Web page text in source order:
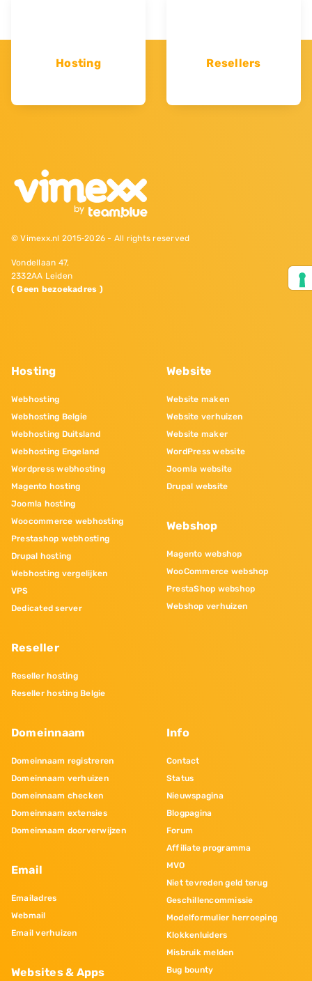
Hosting Resellers
© Vimexx.nl 2015‐2026 - All rights reserved
Vondellaan 47,
2332AA Leiden
( Geen bezoekadres )
Hosting
Webhosting
Webhosting Belgie
Webhosting Duitsland
Webhosting Engeland
Wordpress webhosting
Magento hosting
Joomla hosting
Woocommerce webhosting
Prestashop webhosting
Drupal hosting
Webhosting vergelijken
VPS
Dedicated server
Reseller
Reseller hosting
Reseller hosting Belgie
Website
Website maken
Website verhuizen
Website maker
WordPress website
Joomla website
Drupal website
Webshop
Magento webshop
WooCommerce webshop
PrestaShop webshop
Webshop verhuizen
Domeinnaam
Domeinnaam registreren
Domeinnaam verhuizen
Domeinnaam checken
Domeinnaam extensies
Domeinnaam doorverwijzen
Email
Emailadres
Webmail
Email verhuizen
Websites & Apps
Info
Contact
Status
Nieuwspagina
Blogpagina
Forum
Affiliate programma
MVO
Niet tevreden geld terug
Geschillencommissie
Modelformulier herroeping
Klokkenluiders
Misbruik melden
Bug bounty